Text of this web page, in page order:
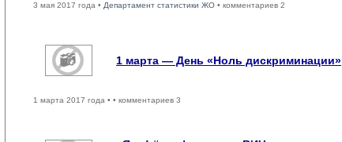
3 мая 2017 года • Департамент статистики ЖО • комментариев 2
1 марта — День «Ноль дискриминации»
1 марта 2017 года • • комментариев 3